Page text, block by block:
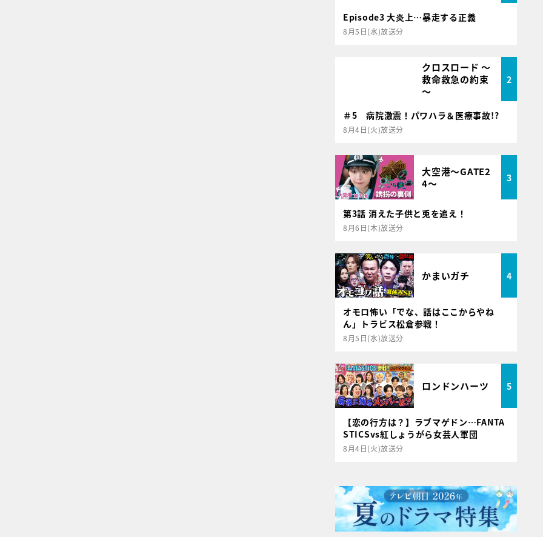
Episode3 大炎上…暴走する正義
8月5日(水)放送分
クロスロード ～
救命救急の約束
～
2
＃5 病院激震！パワハラ＆医療事故!?
8月4日(火)放送分
大空港～GATE2
4～
3
第3話 消えた子供と兎を追え！
8月6日(木)放送分
かまいガチ 4
オモロ怖い「でな、話はここからやね
ん」トラビス松倉参戦！
8月5日(水)放送分
ロンドンハーツ 5
【恋の行方は？】ラブマゲドン…FANTA
STICSvs紅しょうがら女芸人軍団
8月4日(火)放送分